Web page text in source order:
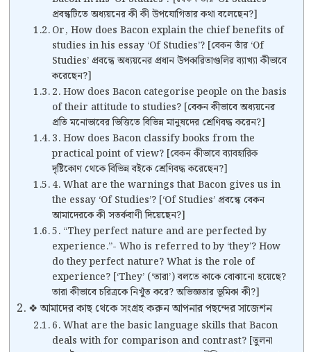
প্রবন্ধটিতে অধ্যয়নের কী কী উপযোগিতার কথা বলেছেন?]
Or, How does Bacon explain the chief benefits of
studies in his essay ‘Of Studies’? [বেকন তাঁর ‘Of
Studies’ প্রবন্ধে অধ্যয়নের প্রধান উপকারিতাগুলির ব্যাখ্যা কীভাবে
করেছেন?]
2. How does Bacon categorise people on the basis
of their attitude to studies? [বেকন কীভাবে অধ্যয়নের
প্রতি মনোভাবের ভিত্তিতে বিভিন্ন মানুষদের শ্রেণিবদ্ধ করেন?]
3. How does Bacon classify books from the
practical point of view? [বেকন কীভাবে ব্যাবহারিক
দৃষ্টিকোণ থেকে বিভিন্ন বইকে শ্রেণিবদ্ধ করেছেন?]
4. What are the warnings that Bacon gives us in
the essay ‘Of Studies’? [‘Of Studies’ প্রবন্ধে বেকন
আমাদেরকে কী সতর্কবাণী দিয়েছেন?]
5. “They perfect nature and are perfected by
experience.”- Who is referred to by ‘they’? How
do they perfect nature? What is the role of
experience? [‘They’ (‘তারা’) বলতে কাকে বোঝানো হয়েছে?
তারা কীভাবে চরিত্রকে নিখুঁত করে? অভিজ্ঞতার ভূমিকা কী?]
❖ আমাদের কাছ থেকে সংগ্রহ করুন আপনার পছন্দের সাজেশন
6. What are the basic language skills that Bacon
deals with for comparison and contrast? [তুলনা